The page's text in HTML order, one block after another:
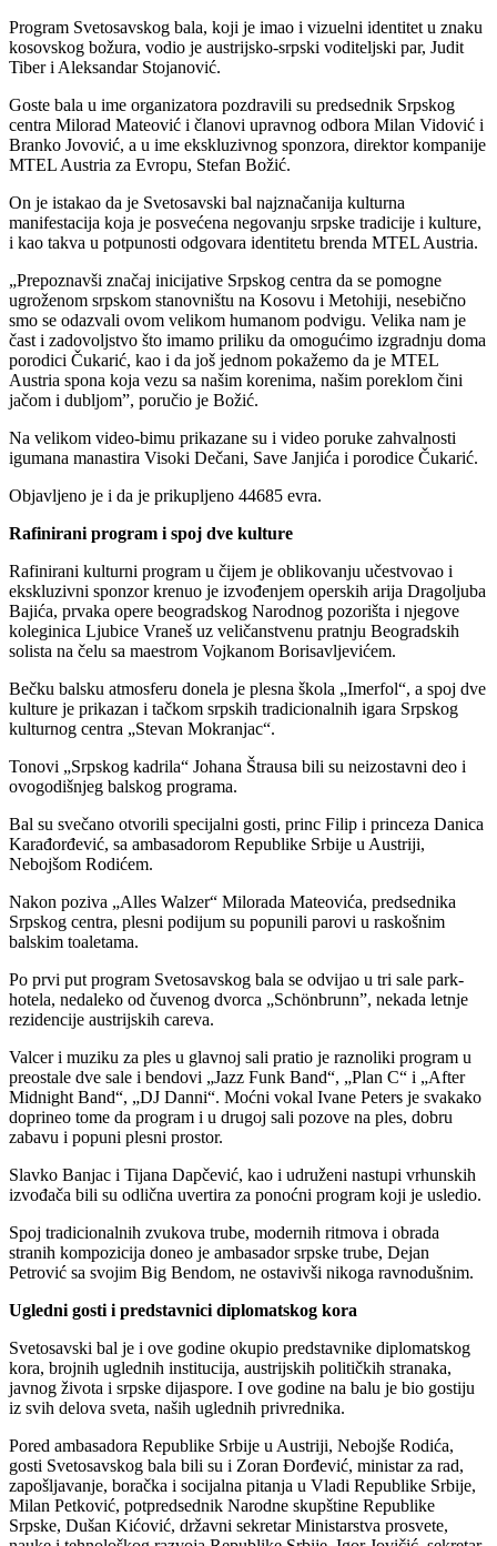
Program Svetosavskog bala, koji je imao i vizuelni identitet u znaku
kosovskog božura, vodio je austrijsko-srpski voditeljski par, Judit
Tiber i Aleksandar Stojanović.
Goste bala u ime organizatora pozdravili su predsednik Srpskog
centra Milorad Mateović i članovi upravnog odbora Milan Vidović i
Branko Jovović, a u ime ekskluzivnog sponzora, direktor kompanije
MTEL Austria za Evropu, Stefan Božić.
On je istakao da je Svetosavski bal najznačanija kulturna
manifestacija koja je posvećena negovanju srpske tradicije i kulture,
i kao takva u potpunosti odgovara identitetu brenda MTEL Austria.
„Prepoznavši značaj inicijative Srpskog centra da se pomogne
ugroženom srpskom stanovništu na Kosovu i Metohiji, nesebično
smo se odazvali ovom velikom humanom podvigu. Velika nam je
čast i zadovoljstvo što imamo priliku da omogućimo izgradnju doma
porodici Čukarić, kao i da još jednom pokažemo da je MTEL
Austria spona koja vezu sa našim korenima, našim poreklom čini
jačom i dubljom”, poručio je Božić.
Na velikom video-bimu prikazane su i video poruke zahvalnosti
igumana manastira Visoki Dečani, Save Janjića i porodice Čukarić.
Objavljeno je i da je prikupljeno 44685 evra.
Rafinirani program i spoj dve kulture
Rafinirani kulturni program u čijem je oblikovanju učestvovao i
ekskluzivni sponzor krenuo je izvođenjem operskih arija Dragoljuba
Bajića, prvaka opere beogradskog Narodnog pozorišta i njegove
koleginica Ljubice Vraneš uz veličanstvenu pratnju Beogradskih
solista na čelu sa maestrom Vojkanom Borisavljevićem.
Bečku balsku atmosferu donela je plesna škola „Imerfol“, a spoj dve
kulture je prikazan i tačkom srpskih tradicionalnih igara Srpskog
kulturnog centra „Stevan Mokranjac“.
Tonovi „Srpskog kadrila“ Johana Štrausa bili su neizostavni deo i
ovogodišnjeg balskog programa.
Bal su svečano otvorili specijalni gosti, princ Filip i princeza Danica
Karađorđević, sa ambasadorom Republike Srbije u Austriji,
Nebojšom Rodićem.
Nakon poziva „Alles Walzer“ Milorada Mateovića, predsednika
Srpskog centra, plesni podijum su popunili parovi u raskošnim
balskim toaletama.
Po prvi put program Svetosavskog bala se odvijao u tri sale park-
hotela, nedaleko od čuvenog dvorca „Schönbrunn”, nekada letnje
rezidencije austrijskih careva.
Valcer i muziku za ples u glavnoj sali pratio je raznoliki program u
preostale dve sale i bendovi „Jazz Funk Band“, „Plan C“ i „After
Midnight Band“, „DJ Danni“. Moćni vokal Ivane Peters je svakako
doprineo tome da program i u drugoj sali pozove na ples, dobru
zabavu i popuni plesni prostor.
Slavko Banjac i Tijana Dapčević, kao i udruženi nastupi vrhunskih
izvođača bili su odlična uvertira za ponoćni program koji je usledio.
Spoj tradicionalnih zvukova trube, modernih ritmova i obrada
stranih kompozicija doneo je ambasador srpske trube, Dejan
Petrović sa svojim Big Bendom, ne ostavivši nikoga ravnodušnim.
Ugledni gosti i predstavnici diplomatskog kora
Svetosavski bal je i ove godine okupio predstavnike diplomatskog
kora, brojnih uglednih institucija, austrijskih političkih stranaka,
javnog života i srpske dijaspore. I ove godine na balu je bio gostiju
iz svih delova sveta, naših uglednih privrednika.
Pored ambasadora Republike Srbije u Austriji, Nebojše Rodića,
gosti Svetosavskog bala bili su i Zoran Đorđević, ministar za rad,
zapošljavanje, boračka i socijalna pitanja u Vladi Republike Srbije,
Milan Petković, potpredsednik Narodne skupštine Republike
Srpske, Dušan Kićović, državni sekretar Ministarstva prosvete,